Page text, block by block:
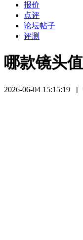
报价
点评
论坛帖子
评测
哪款镜头
2026-06-04 15:15:19 [